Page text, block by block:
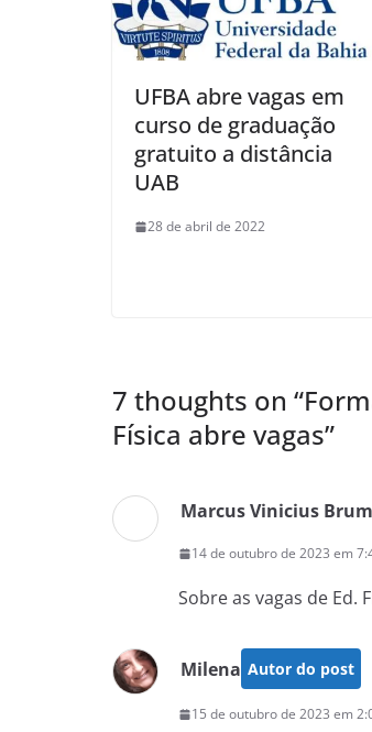
UFBA abre vagas em
curso de graduação
gratuito a distância
UAB
28 de abril de 2022
7 thoughts on “
Física abre vagas”
Marcus Vinicius Brum
14 de outubro de 2023 em
Sobre as vagas de Ed.
Milena Autor do post
15 de outubro de 2023 em